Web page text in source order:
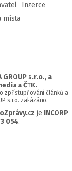
Inzerce
místa
s.r.o., a
a ČTK.
zpřístupňování článků a
s.r.o. zakázáno.
je INCORP
054.